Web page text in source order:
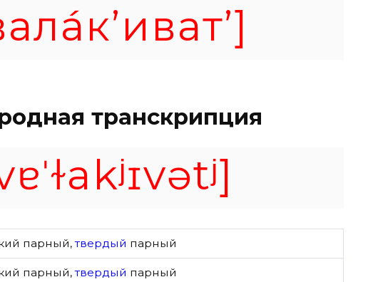
транскрипция
парный,твердый парный
парный,твердый парный